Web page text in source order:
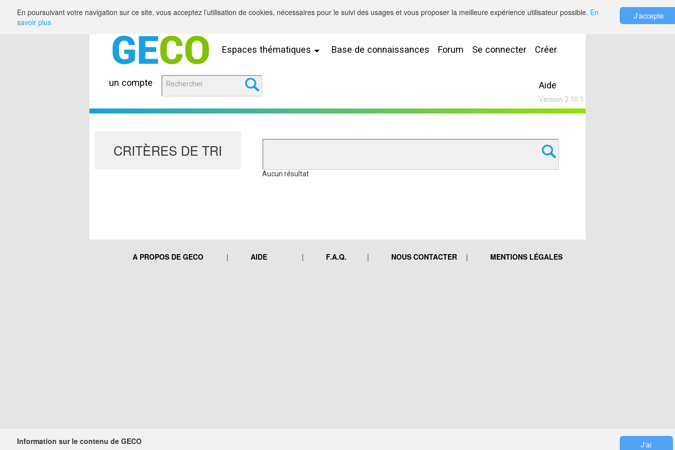
Espaces thématiques Base de connaissances Forum Se connecter Créer
un compte Aide
Version 2.10.1
CRITÈRES DE TRI
Aucun résultat
A PROPOS DE GECO AIDE F.A.Q. NOUS CONTACTER MENTIONS LÉGALES
En poursuivant votre navigation sur ce site, vous acceptez l’utilisation de cookies, nécessaires pour le suivi des usages et vous proposer la meilleure expérience utilisateur possible. En
savoir plus
J'accepte
Information sur le contenu de GECO
J'ai